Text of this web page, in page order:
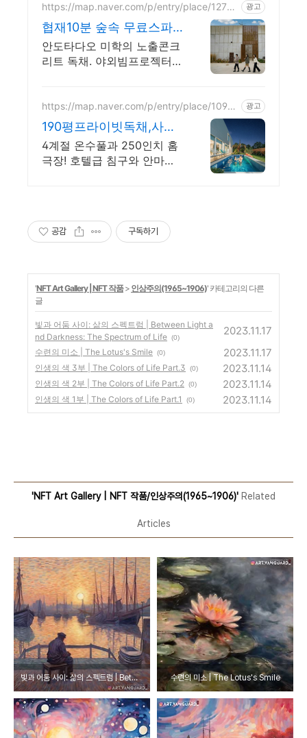
https://map.naver.com/p/entry/place/12724
광고
협재10분 숲속 무료스파
독채 안도타다오 미학이
깃든 건축
안도타다오 미학의 노출콘크
리트 독채. 야외빔프로젝터시
프리미엄 오베스 어메니티,
캡슐커피완비. 먼지없는 청결
https://map.naver.com/p/entry/place/1096
광고
190평프라이빗독채,사우
나 예쁜 4계절 온수수영
장 힐링
4계절 온수풀과 250인치 홈
극장! 호텔급 침구와 안마의
는 세심한 배려의 감성숙소
공감 구독하기
'NFT Art Gallery | NFT 작품> 인상주의(1965~1906)' 카테고리의 다른
글
빛과 어둠 사이: 삶의 스펙트럼 | Between Light a
nd Darkness: The Spectrum of Life (0)
2023.11.17
수련의 미소 | The Lotus's Smile (0) 2023.11.17
인생의 색 3부 | The Colors of Life Part.3 (0) 2023.11.14
인생의 색 2부 | The Colors of Life Part.2 (0) 2023.11.14
인생의 색 1부 | The Colors of Life Part.1 (0) 2023.11.14
'NFT Art Gallery | NFT 작품/인상주의(1965~1906)' Related
Articles
빛과 어둠 사이: 삶의 스펙트럼 | Between Light and Darkness: The Spectrum of Life 수련의 미소 | The Lotus's Smile